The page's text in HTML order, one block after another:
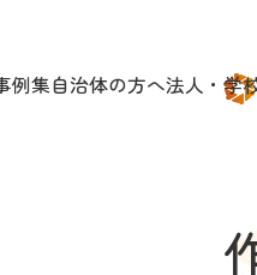
例集自治体の方へ法人・学